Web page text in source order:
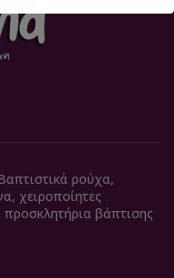
ρούχα,
χειροποίητες
βάπτισης